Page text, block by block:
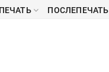
ПЕЧАТЬ ПОСЛЕПЕЧАТЬ